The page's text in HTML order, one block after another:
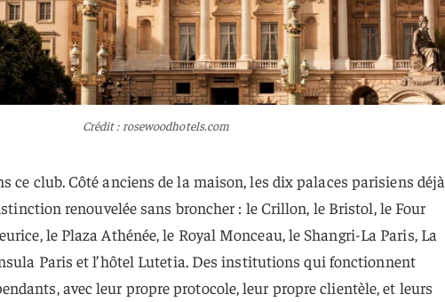
Crédit : rosewoodhotels.com
ce club. Côté anciens de la maison, les dix palaces parisiens déjà
renouvelée sans broncher : le Crillon, le Bristol, le Four
le Plaza Athénée, le Royal Monceau, le Shangri-La Paris, La
Paris et l’hôtel Lutetia. Des institutions qui fonctionnent
avec leur propre protocole, leur propre clientèle, et leurs